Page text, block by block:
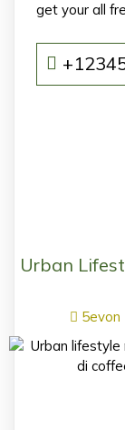
get your all
Urban
5evon